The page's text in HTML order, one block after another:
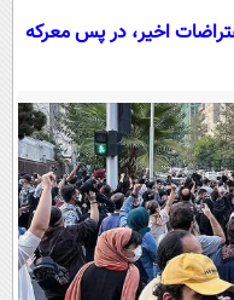
اخیر، در پس معرکه